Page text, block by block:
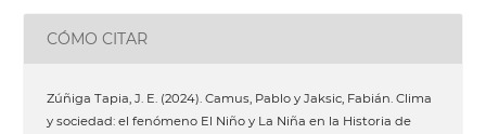
CÓMO CITAR
Zúñiga Tapia, J. E. (2024). Camus, Pablo y Jaksic, Fabián. Clima
y sociedad: el fenómeno El Niño y La Niña en la Historia de